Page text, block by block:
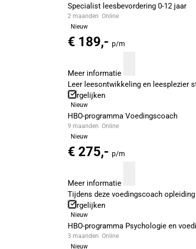
Specialist leesbevordering 0-12 jaar
2 maanden Online
Nieuw
€ 189,- p/m
Meer informatie
Leer leesontwikkeling en leesplezier
Vergelijken
Nieuw
HBO-programma Voedingscoach
9 maanden Online
Nieuw
€ 275,- p/m
Meer informatie
Tijdens deze voedingscoach
Vergelijken
Nieuw
HBO-programma Psychologie en
3 maanden Online
Nieuw